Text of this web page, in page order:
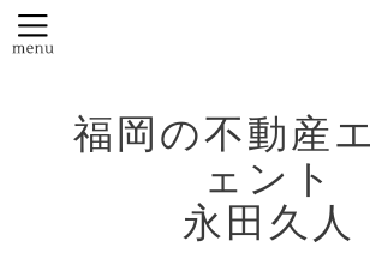
福岡の不動産
ェント
永田久人